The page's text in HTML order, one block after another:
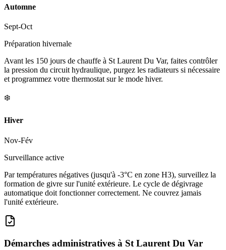
Automne
Sept-Oct
Préparation hivernale
Avant les 150 jours de chauffe à St Laurent Du Var, faites contrôler
la pression du circuit hydraulique, purgez les radiateurs si nécessaire
et programmez votre thermostat sur le mode hiver.
❄️
Hiver
Nov-Fév
Surveillance active
Par températures négatives (jusqu'à -3°C en zone H3), surveillez la
formation de givre sur l'unité extérieure. Le cycle de dégivrage
automatique doit fonctionner correctement. Ne couvrez jamais
l'unité extérieure.
Démarches administratives à St Laurent Du Var